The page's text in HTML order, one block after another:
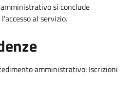
si conclude
al servizio.
amministrativo: Iscrizioni